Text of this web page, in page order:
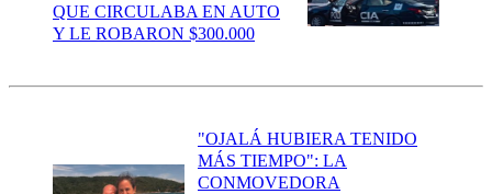
QUE CIRCULABA EN AUTO
Y LE ROBARON $300.000
"OJALÁ HUBIERA TENIDO
MÁS TIEMPO": LA
CONMOVEDORA